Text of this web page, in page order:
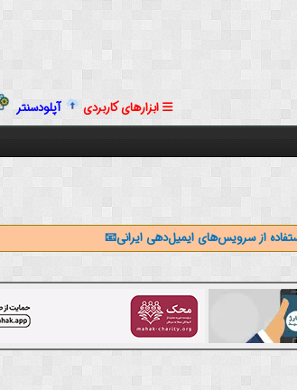
ابزارهای کاربردی
آپلودسنتر
از سرویس‌های ایمیل‌دهی ایرانی📧